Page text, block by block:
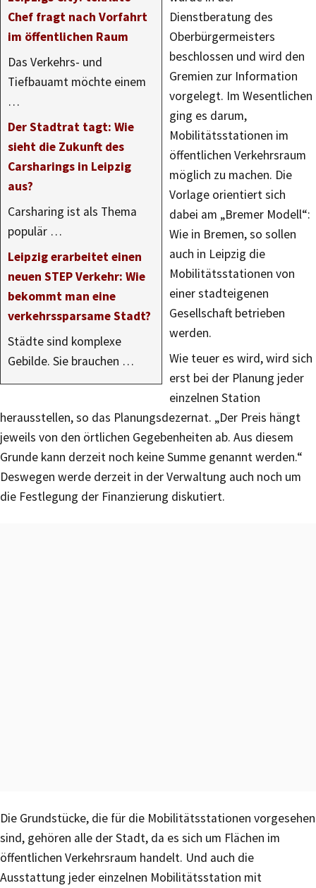
Chef fragt nach Vorfahrt
im öffentlichen Raum
Das Verkehrs- und
Tiefbauamt möchte einem
…
Der Stadtrat tagt: Wie
sieht die Zukunft des
Carsharings in Leipzig
aus?
Carsharing ist als Thema
populär …
Leipzig erarbeitet einen
neuen STEP Verkehr: Wie
bekommt man eine
verkehrssparsame Stadt?
Städte sind komplexe
Gebilde. Sie brauchen …
Dienstberatung des
Oberbürgermeisters
beschlossen und wird den
Gremien zur Information
vorgelegt. Im Wesentlichen
ging es darum,
Mobilitätsstationen im
öffentlichen Verkehrsraum
möglich zu machen. Die
Vorlage orientiert sich
dabei am „Bremer Modell“:
Wie in Bremen, so sollen
auch in Leipzig die
Mobilitätsstationen von
einer stadteigenen
Gesellschaft betrieben
werden.
Wie teuer es wird, wird sich
erst bei der Planung jeder
einzelnen Station
herausstellen, so das Planungsdezernat. „Der Preis hängt
jeweils von den örtlichen Gegebenheiten ab. Aus diesem
Grunde kann derzeit noch keine Summe genannt werden.“
Deswegen werde derzeit in der Verwaltung auch noch um
die Festlegung der Finanzierung diskutiert.
Die Grundstücke, die für die Mobilitätsstationen vorgesehen
sind, gehören alle der Stadt, da es sich um Flächen im
öffentlichen Verkehrsraum handelt. Und auch die
Ausstattung jeder einzelnen Mobilitätsstation mit